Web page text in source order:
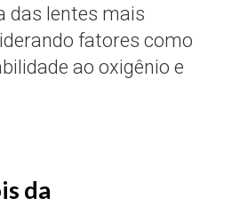
das lentes mais
fatores como
ao oxigênio e
da